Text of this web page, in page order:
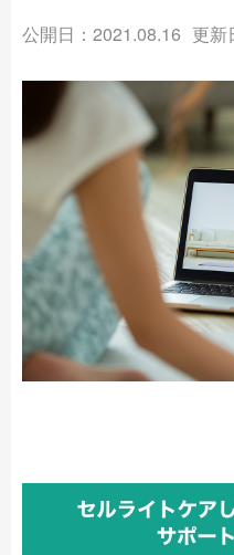
公開日：2021.08.16 更新